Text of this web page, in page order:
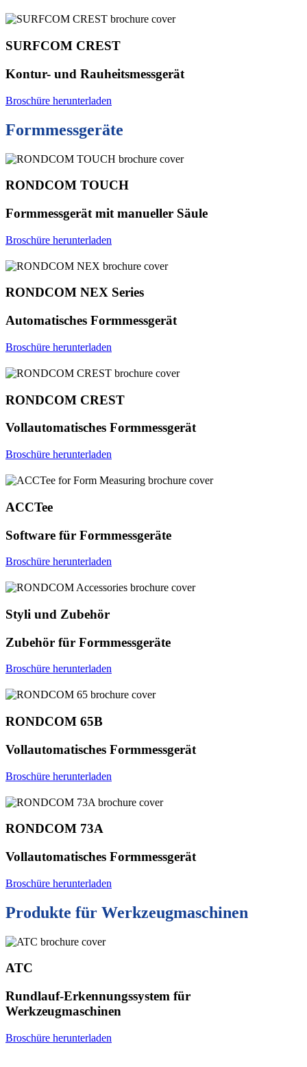
SURFCOM CREST
Kontur- und Rauheitsmessgerät
Broschüre herunterladen
Formmessgeräte
RONDCOM TOUCH
Formmessgerät mit manueller Säule
Broschüre herunterladen
RONDCOM NEX Series
Automatisches Formmessgerät
Broschüre herunterladen
RONDCOM CREST
Vollautomatisches Formmessgerät
Broschüre herunterladen
ACCTee
Software für Formmessgeräte
Broschüre herunterladen
Styli und Zubehör
Zubehör für Formmessgeräte
Broschüre herunterladen
RONDCOM 65B
Vollautomatisches Formmessgerät
Broschüre herunterladen
RONDCOM 73A
Vollautomatisches Formmessgerät
Broschüre herunterladen
Produkte für Werkzeugmaschinen
ATC
Rundlauf-Erkennungssystem für
Werkzeugmaschinen
Broschüre herunterladen